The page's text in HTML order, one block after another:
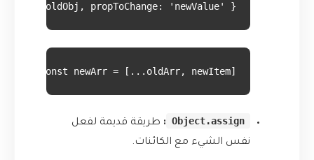
= { ...oldObj, propToChange: 'newValue' };
const newArr = [...oldArr, newItem];
Object.assign
: طريقة قديمة لفعل
نفس الشيء مع الكائنات.